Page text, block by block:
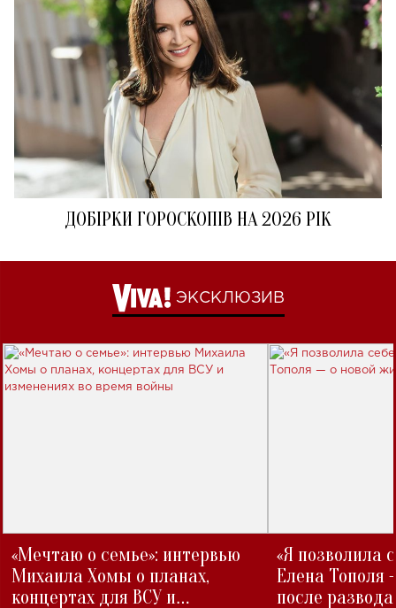
ДОБІРКИ ГОРОСКОПІВ НА 2026 РІК
ЭКСКЛЮЗИВ
«Мечтаю о семье»: интервью
Михаила Хомы о планах,
концертах для ВСУ и
«Я позволила
Елена Тополя
после развода